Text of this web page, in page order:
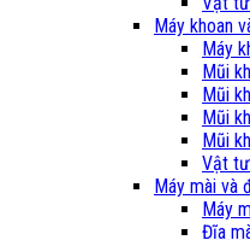
Máy khoan
Máy
Mũi
Mũi
Mũi
Mũi
Vật
Máy mài và
Máy
Đĩa